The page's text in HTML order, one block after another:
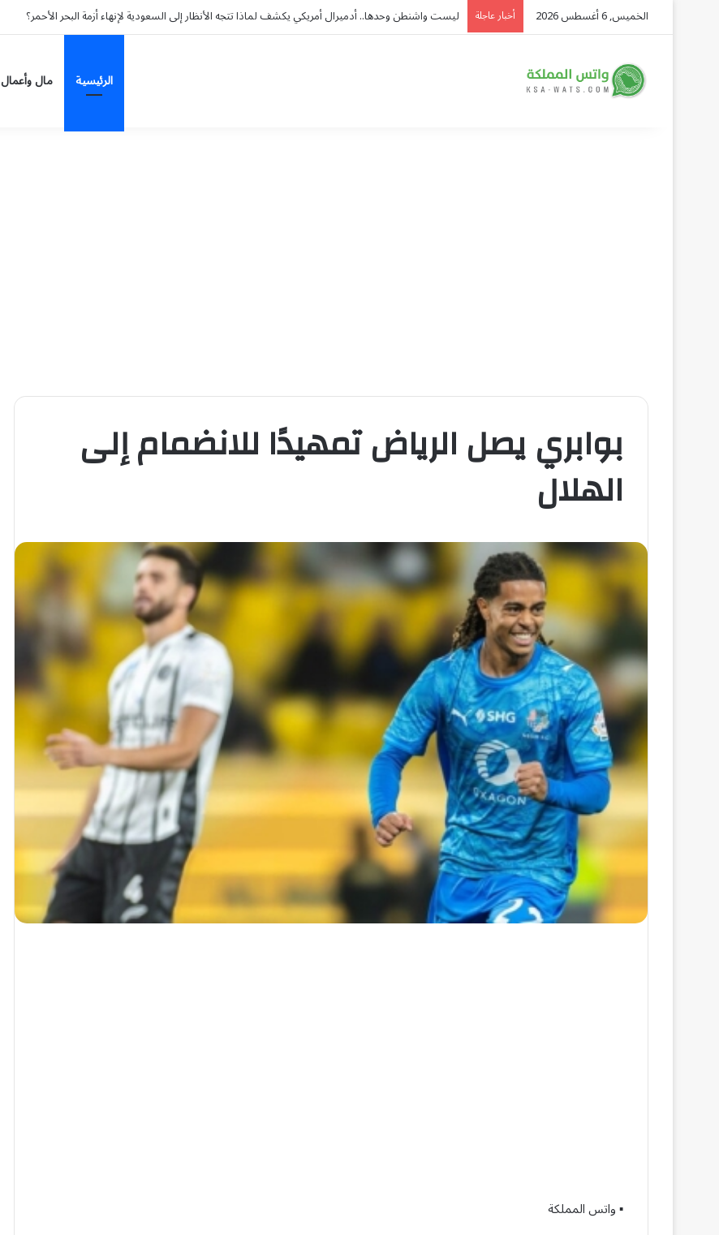
الخميس, 6 أغسطس 2026 أخبار عاجلة ليست واشنطن وحدها.. أدميرال أمريكي يكشف لماذا تتجه الأنظار إلى السعودية لإنهاء أزمة البحر الأحمر؟
الرئيسية مال وأعمال
بوابري يصل الرياض تمهيدًا للانضمام إلى
الهلال
▪︎ واتس المملكة